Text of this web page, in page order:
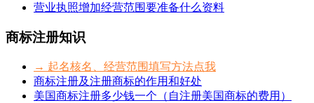
营业执照增加经营范围要准备什么资料
商标注册知识
→ 起名核名、经营范围填写方法点我
商标注册及注册商标的作用和好处
美国商标注册多少钱一个（自注册美国商标的费用）